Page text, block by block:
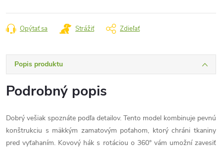
Opýtať sa Strážiť Zdieľať
Popis produktu
Podrobný popis
Dobrý vešiak spoznáte podľa detailov. Tento model kombinuje pevnú
konštrukciu s mäkkým zamatovým poťahom, ktorý chráni tkaniny
pred vyťahaním. Kovový hák s rotáciou o 360° vám umožní zavesiť